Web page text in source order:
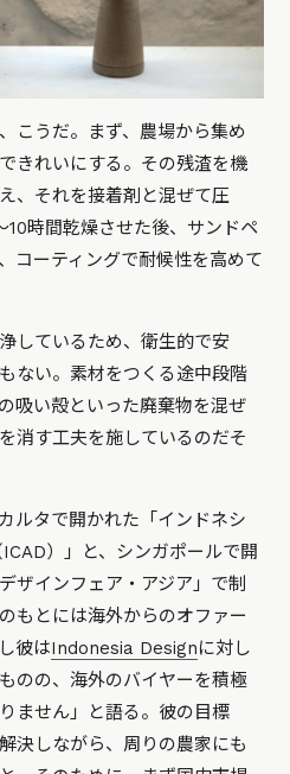
こうだ。まず、農場から集め
きれいにする。その残渣を機
、それを接着剤と混ぜて圧
時間乾燥させた後、サンドペ
コーティングで耐候性を高めて
しているため、衛生的で安
ない。素材をつくる途中段階
吸い殻といった廃棄物を混ぜ
消す工夫を施しているのだそ
ルタで開かれた「インドネシ
）」と、シンガポールで開
ザインフェア・アジア」で制
もとには海外からのオファー
彼はIndonesia Designに対し
のの、海外のバイヤーを積極
ません」と語る。彼の目標
決しながら、周りの農家にも